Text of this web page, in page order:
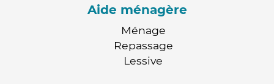
Aide ménagère
Ménage
Repassage
Lessive